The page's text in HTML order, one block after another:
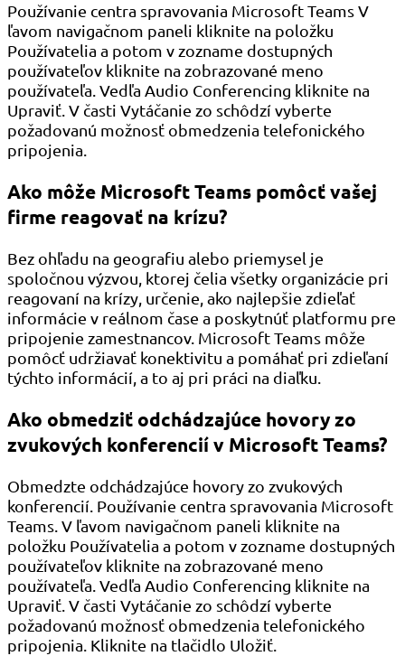
Používanie centra spravovania Microsoft Teams V
ľavom navigačnom paneli kliknite na položku
Používatelia a potom v zozname dostupných
používateľov kliknite na zobrazované meno
používateľa. Vedľa Audio Conferencing kliknite na
Upraviť. V časti Vytáčanie zo schôdzí vyberte
požadovanú možnosť obmedzenia telefonického
pripojenia.
Ako môže Microsoft Teams pomôcť vašej
firme reagovať na krízu?
Bez ohľadu na geografiu alebo priemysel je
spoločnou výzvou, ktorej čelia všetky organizácie pri
reagovaní na krízy, určenie, ako najlepšie zdieľať
informácie v reálnom čase a poskytnúť platformu pre
pripojenie zamestnancov. Microsoft Teams môže
pomôcť udržiavať konektivitu a pomáhať pri zdieľaní
týchto informácií, a to aj pri práci na diaľku.
Ako obmedziť odchádzajúce hovory zo
zvukových konferencií v Microsoft Teams?
Obmedzte odchádzajúce hovory zo zvukových
konferencií. Používanie centra spravovania Microsoft
Teams. V ľavom navigačnom paneli kliknite na
položku Používatelia a potom v zozname dostupných
používateľov kliknite na zobrazované meno
používateľa. Vedľa Audio Conferencing kliknite na
Upraviť. V časti Vytáčanie zo schôdzí vyberte
požadovanú možnosť obmedzenia telefonického
pripojenia. Kliknite na tlačidlo Uložiť.